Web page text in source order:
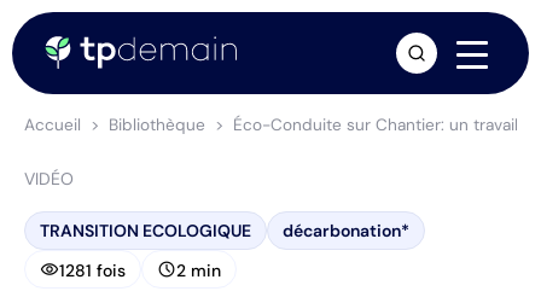
Accueil Bibliothèque Éco-Conduite sur Chantier: un travail
VIDÉO
TRANSITION ECOLOGIQUE décarbonation*
visibility1281 fois schedule2 min
arrow_forward